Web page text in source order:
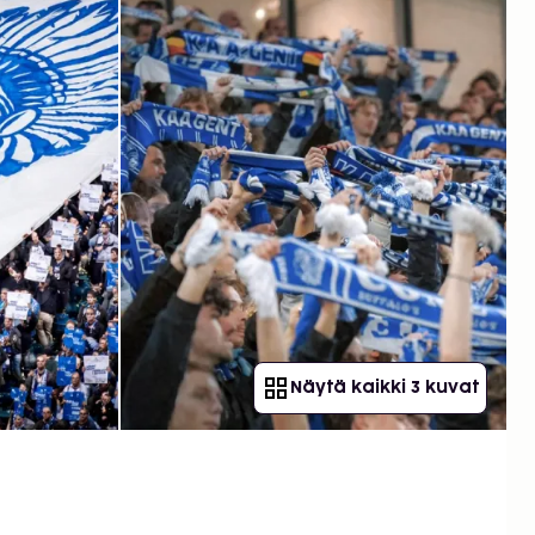
Näytä kaikki 3 kuvat